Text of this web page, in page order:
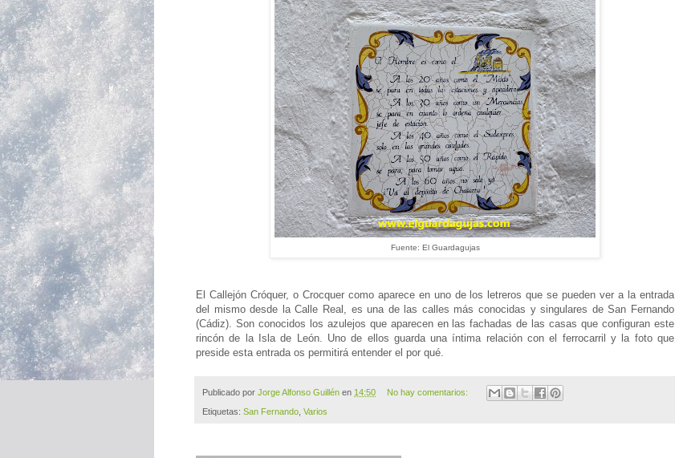
Fuente: El Guardagujas
El Callejón Cróquer, o Crocquer como aparece en uno de los letreros que se pueden ver a la entrada
del mismo desde la Calle Real, es una de las calles más conocidas y singulares de San Fernando
(Cádiz). Son conocidos los azulejos que aparecen en las fachadas de las casas que configuran este
rincón de la Isla de León. Uno de ellos guarda una íntima relación con el ferrocarril y la foto que
preside esta entrada os permitirá entender el por qué.
Publicado por Jorge Alfonso Guillén en 14:50 No hay comentarios:
Etiquetas: San Fernando Varios